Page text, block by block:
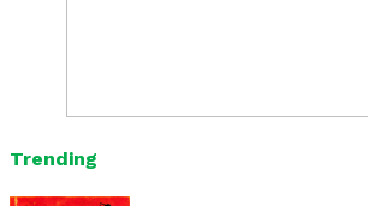
Trending